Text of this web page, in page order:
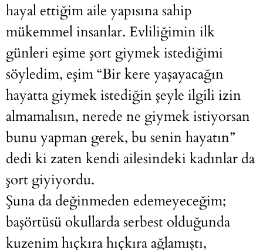
hayal ettiğim aile yapısına sahip
mükemmel insanlar. Evliliğimin ilk
günleri eşime şort giymek istediğimi
söyledim, eşim “Bir kere yaşayacağın
hayatta giymek istediğin şeyle ilgili izin
almamalısın, nerede ne giymek istiyorsan
bunu yapman gerek, bu senin hayatın”
dedi ki zaten kendi ailesindeki kadınlar da
şort giyiyordu.
Şuna da değinmeden edemeyeceğim;
başörtüsü okullarda serbest olduğunda
kuzenim hıçkıra hıçkıra ağlamıştı,